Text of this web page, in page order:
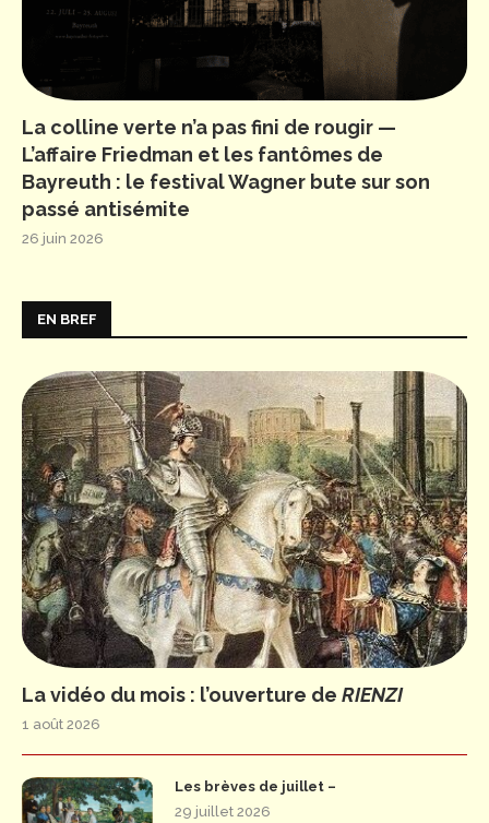
La colline verte n’a pas fini de rougir —
L’affaire Friedman et les fantômes de
Bayreuth : le festival Wagner bute sur son
passé antisémite
26 juin 2026
EN BREF
La vidéo du mois : l’ouverture de RIENZI
1 août 2026
Les brèves de juillet –
29 juillet 2026